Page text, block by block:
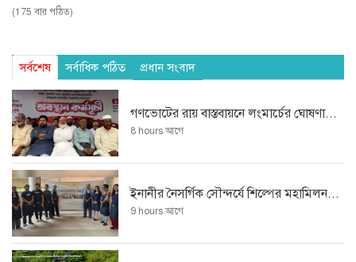
(175 বার পঠিত)
সর্বশেষ সর্বাধিক পঠিত প্রধান সংবাদ
গণভোটের রায় বাস্তবায়নে লংমার্চের ঘোষণা...
8 hours আগে
ইনানীর নৈসর্গিক সৌন্দর্যে শিল্পের মহামিলন...
9 hours আগে